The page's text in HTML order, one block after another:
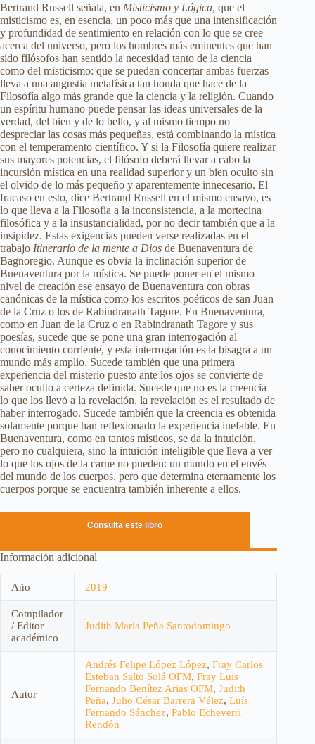
Bertrand Russell señala, en Misticismo y Lógica, que el
misticismo es, en esencia, un poco más que una intensificación
y profundidad de sentimiento en relación con lo que se cree
acerca del universo, pero los hombres más eminentes que han
sido filósofos han sentido la necesidad tanto de la ciencia
como del misticismo: que se puedan concertar ambas fuerzas
lleva a una angustia metafísica tan honda que hace de la
Filosofía algo más grande que la ciencia y la religión. Cuando
un espíritu humano puede pensar las ideas universales de la
verdad, del bien y de lo bello, y al mismo tiempo no
despreciar las cosas más pequeñas, está combinando la mística
con el temperamento científico. Y si la Filosofía quiere realizar
sus mayores potencias, el filósofo deberá llevar a cabo la
incursión mística en una realidad superior y un bien oculto sin
el olvido de lo más pequeño y aparentemente innecesario. El
fracaso en esto, dice Bertrand Russell en el mismo ensayo, es
lo que lleva a la Filosofía a la inconsistencia, a la mortecina
filosófica y a la insustancialidad, por no decir también que a la
insipidez. Estas exigencias pueden verse realizadas en el
trabajo Itinerario de la mente a Dios de Buenaventura de
Bagnoregio. Aunque es obvia la inclinación superior de
Buenaventura por la mística. Se puede poner en el mismo
nivel de creación ese ensayo de Buenaventura con obras
canónicas de la mística como los escritos poéticos de san Juan
de la Cruz o los de Rabindranath Tagore. En Buenaventura,
como en Juan de la Cruz o en Rabindranath Tagore y sus
poesías, sucede que se pone una gran interrogación al
conocimiento corriente, y esta interrogación es la bisagra a un
mundo más amplio. Sucede también que una primera
experiencia del misterio puesto ante los ojos se convierte de
saber oculto a certeza definida. Sucede que no es la creencia
lo que los llevó a la revelación, la revelación es el resultado de
haber interrogado. Sucede también que la creencia es obtenida
solamente porque han reflexionado la experiencia inefable. En
Buenaventura, como en tantos místicos, se da la intuición,
pero no cualquiera, sino la intuición inteligible que lleva a ver
lo que los ojos de la carne no pueden: un mundo en el envés
del mundo de los cuerpos, pero que determina eternamente los
cuerpos porque se encuentra también inherente a ellos.
Consulta este libro
Información adicional
Año 2019
Compilador
/ Editor
académico
Judith María Peña Santodomingo
Autor
Andrés Felipe López López, Fray Carlos
Esteban Salto Solá OFM, Fray Luis
Fernando Benítez Arias OFM, Judith
Peña, Julio César Barrera Vélez, Luís
Fernando Sánchez, Pablo Echeverri
Rendón